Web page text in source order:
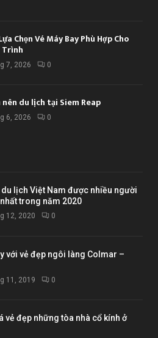
Chọn Vé Máy Bay Phù Hợp Cho
Trình
7, 2026 0
nên du lịch tại Siem Reap
6, 2026 0
lịch Việt Nam được nhiều người
trong năm 2020
12, 2020 0
với vẻ đẹp ngôi làng Colmar –
11, 2019 0
vẻ đẹp những tòa nhà cổ kính ở